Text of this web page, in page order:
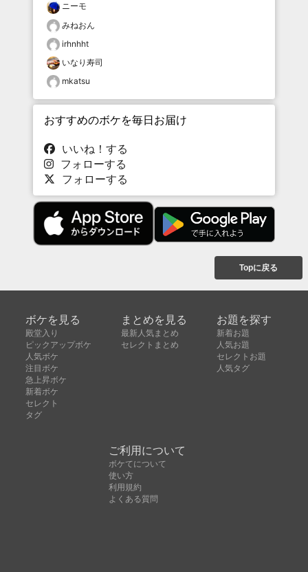
ニーモ
みねおん
irhnhht
いなり寿司
mkatsu
おすすめのボケを毎日お届け
いいね！する
フォローする
フォローする
Topに戻る
ボケを見る
殿堂入り
ピックアップボケ
人気ボケ
注目ボケ
急上昇ボケ
新着ボケ
セレクト
タグ
まとめを見る
最新人気まとめ
セレクトまとめ
お題を探す
新着お題
人気お題
セレクトお題
人気タグ
ご利用について
ボケてについて
使い方
利用規約
よくある質問